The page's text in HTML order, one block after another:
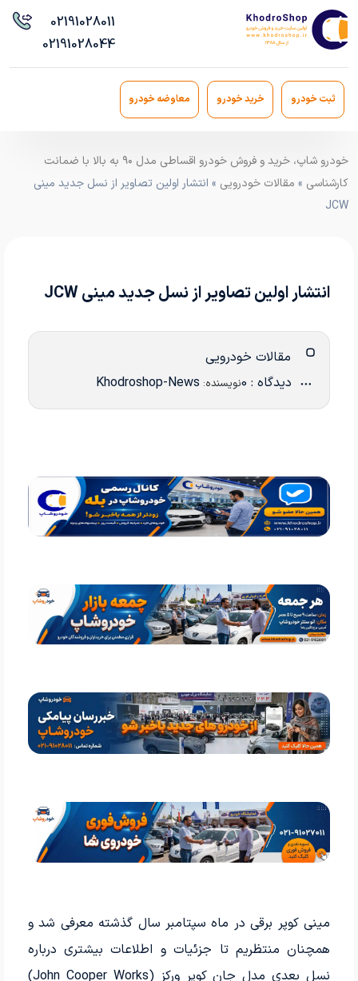
02191028011
02191028044
ثبت خودرو خرید خودرو معاوضه خودرو
خودرو شاپ، خرید و فروش خودرو اقساطی مدل ۹۰ به بالا با ضمانت
کارشناسی » مقالات خودرویی » انتشار اولین تصاویر از نسل جدید مینی
JCW
انتشار اولین تصاویر از نسل جدید مینی JCW
مقالات خودرویی
دیدگاه : 0 نویسنده: Khodroshop-News
مینی کوپر برقی در ماه سپتامبر سال گذشته معرفی شد و
همچنان منتظریم تا جزئیات و اطلاعات بیشتری درباره
نسل بعدی مدل جان کوپر ورکز (John Cooper Works)